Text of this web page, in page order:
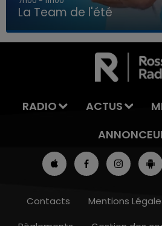
LA TEAM DE L'ÉTÉ
La Team de l'été
RADIO ACTUS
Contacts Mentions